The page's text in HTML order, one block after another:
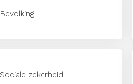
Bevolking
Sociale zekerheid